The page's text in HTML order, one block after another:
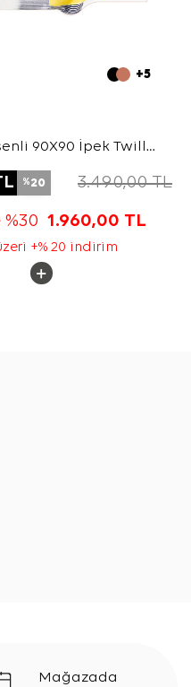
+5
90X90 İpek Twill
%20 3.490,00TL
1.960,00 TL
+% 20 indirim
Mağazada